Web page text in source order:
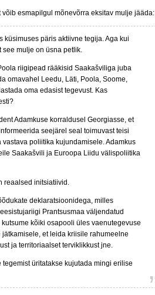
võib esmapilgul mõnevõrra eksitav mulje jääda:
küsimuses päris aktiivne tegija. Aga kui
mulje on üsna petlik.
riigipead rääkisid Saakašviliga juba
omavahel Leedu, Läti, Poola, Soome,
oma edasist tegevust. Kas
Adamkuse korraldusel Georgiasse, et
seejärel seal toimuvast teisi
poliitika kujundamisele. Adamkus
Saakašvili ja Euroopa Liidu välispoliitika
reaalsed initsiatiivid.
deklaratsioonidega, milles
Prantsusmaa väljendatud
kõiki osapooli üles vaenutegevuse
et leida kriisile rahumeelne
ja territoriaalset terviklikkust jne.
üritatakse kujutada mingi erilise